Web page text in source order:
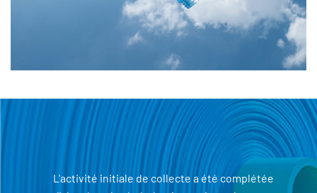
L'activité initiale de collecte a été complétée